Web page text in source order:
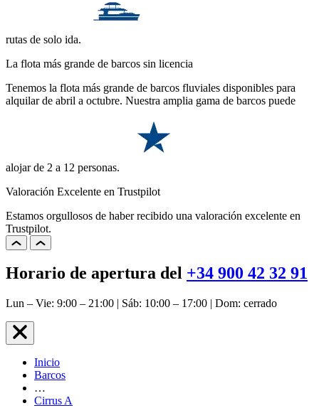
rutas de solo ida.
La flota más grande de barcos sin licencia
Tenemos la flota más grande de barcos fluviales disponibles para
alquilar de abril a octubre. Nuestra amplia gama de barcos puede
alojar de 2 a 12 personas.
Valoración Excelente en Trustpilot
Estamos orgullosos de haber recibido una valoración excelente en
Trustpilot.
Horario de apertura del +34 900 42 32 91
Lun – Vie: 9:00 – 21:00 | Sáb: 10:00 – 17:00 | Dom: cerrado
Inicio
Barcos
…
Cirrus A